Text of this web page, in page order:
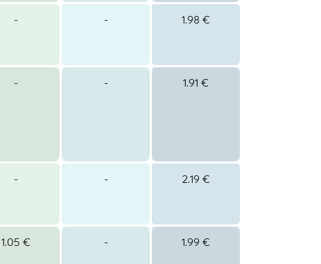
- - 1.98 €
- - 1.91 €
- - 2.19 €
1.05 € - 1.99 €